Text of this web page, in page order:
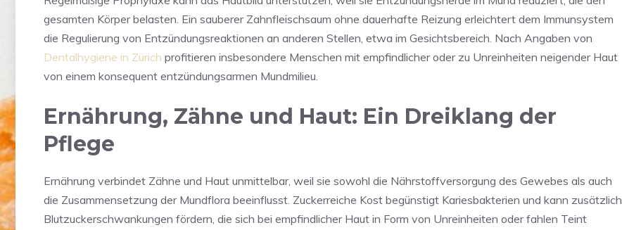
gesamten Körper belasten. Ein sauberer Zahnfleischsaum ohne dauerhafte Reizung erleichtert dem Immunsystem
die Regulierung von Entzündungsreaktionen an anderen Stellen, etwa im Gesichtsbereich. Nach Angaben von
Dentalhygiene in Zürich profitieren insbesondere Menschen mit empfindlicher oder zu Unreinheiten neigender Haut
von einem konsequent entzündungsarmen Mundmilieu.
Ernährung, Zähne und Haut: Ein Dreiklang der
Pflege
Ernährung verbindet Zähne und Haut unmittelbar, weil sie sowohl die Nährstoffversorgung des Gewebes als auch
die Zusammensetzung der Mundflora beeinflusst. Zuckerreiche Kost begünstigt Kariesbakterien und kann zusätzlich
Blutzuckerschwankungen fördern, die sich bei empfindlicher Haut in Form von Unreinheiten oder fahlen Teint